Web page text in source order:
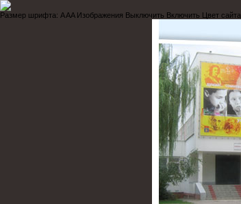
Размер шрифта: A AAИзображения Выключить Включить Цвет сайта